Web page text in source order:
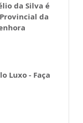
da Silva é
da
Luxo - Faça